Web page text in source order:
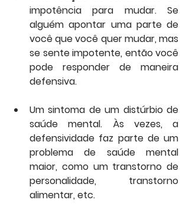
impotência para mudar. Se
alguém apontar uma parte de
você que você quer mudar, mas
se sente impotente, então você
pode responder de maneira
defensiva.
Um sintoma de um distúrbio de
saúde mental. Às vezes, a
defensividade faz parte de um
problema de saúde mental
maior, como um transtorno de
personalidade, transtorno
alimentar, etc.